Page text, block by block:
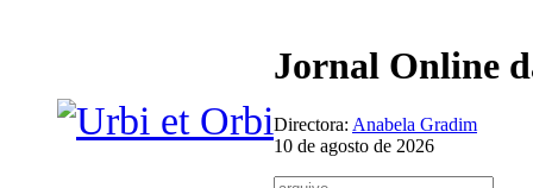
Jornal Online
Directora: Anabela Gradim
10 de agosto de 2026